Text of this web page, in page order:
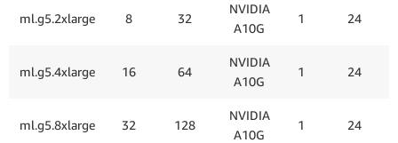
ml.g5.2xlarge 8 32
NVIDIA
A10G
1 24
ml.g5.4xlarge 16 64
NVIDIA
A10G
1 24
ml.g5.8xlarge 32 128
NVIDIA
A10G
1 24